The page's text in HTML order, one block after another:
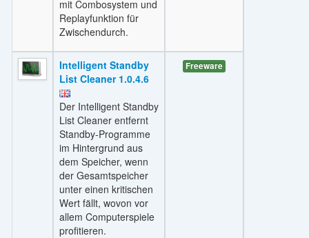
mit Combosystem und
Replayfunktion für
Zwischendurch.
Intelligent Standby
List Cleaner 1.0.4.6
Der Intelligent Standby
List Cleaner entfernt
Standby-Programme
im Hintergrund aus
dem Speicher, wenn
der Gesamtspeicher
unter einen kritischen
Wert fällt, wovon vor
allem Computerspiele
profitieren.
Freeware